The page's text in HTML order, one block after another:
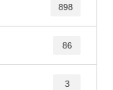
898
86
3